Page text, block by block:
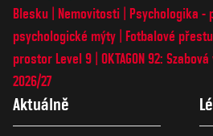
Blesku
Nemovitosti
Psychologika -
psychologické mýty
Fotbalové
prostor Level 9 OKTAGON 92:
2026/27
Aktuálně